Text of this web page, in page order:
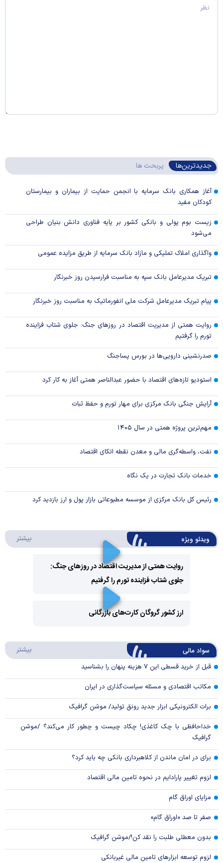
جدیدترین‌ها پربحث ها
آغاز همکاری بانک سرمایه با انجمن حمایت از بیماران و بیمارستان
کودکان مفید
زیست بوم پولی و بانکی کشور بر پایه فناوری دانش بنیان طراحی
می‌شود
واگذاری املاک تملیکی و مازاد بانک سرمایه از طریق مزایده عمومی
تبریک مدیرعامل بانک سپه به مناسبت فرارسیدن روز خبرنگار
پیام تبریک مدیرعامل شرکت ملی انفورماتیک به مناسبت روز خبرنگار
روایت همتی از مدیریت اقتصاد در روزهای جنگ: جلوی شتاب فزاینده
تورم را گرفتیم
صدرنشینی دارویی‌ها در بورس پساجنگ
استودیو تازه‌های اقتصاد با حضور عبدالناصر همتی آغاز به کار کرد
آرایش جنگی بانک مرکزی برای مهار تورم و حفظ ثبات
مهم‌ترین پروژه همتی در سال ۱۴۰۵
نفت، واسطه‌گری مالی و معدن نقطه اتکای اقتصاد
خدمات بانک تجارت در یک نگاه
رئیس کل بانک مرکزی از موسسه مطبوعاتی بازار پول و ارز بازدید کرد
ویدئو ویژه بیشتر
Play
Video
روایت همتی از مدیریت اقتصاد در روزهای جنگ:
جلوی شتاب فزاینده تورم را گرفتیم
Video
ارز کشور گروگان کارت‌های بازرگانی
سواد مالی بیشتر
قبل از خرید قسطی این ۷ هزینه پنهان را بشناسید
مکاتب اقتصادی و مسئله سیاست‌گذاری در ایران
برات الکترونیکی ابزار جدید رونق تولید/ موشن گرافیک
خداحافظی با چک کاغذی! چکاد چیست و چطور کار می‌کند؟ /موشن
گرافیک
برای در امان ماندن از کلاهبرداری بانکی چه باید کرد؟
لزوم تغییر پارادایم در نحوه تامین مالی اقتصاد
مزایای اوراق گام
صفر تا صد «اوراق گام»
بدون معطلی طلبت را نقد کن!/موشن گرافیک
لزوم توسعه ابزارهای تامین مالی غیربانکی